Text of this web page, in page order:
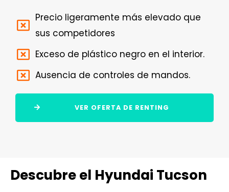
Precio ligeramente más elevado que
sus competidores
Exceso de plástico negro en el interior.
Ausencia de controles de mandos.
VER OFERTA DE RENTING
Descubre el Hyundai Tucson